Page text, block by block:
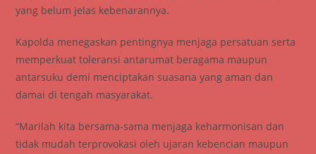
yang belum jelas kebenarannya.
Kapolda menegaskan pentingnya menjaga persatuan serta
memperkuat toleransi antarumat beragama maupun
antarsuku demi menciptakan suasana yang aman dan
damai di tengah masyarakat.
“Marilah kita bersama-sama menjaga keharmonisan dan
tidak mudah terprovokasi oleh ujaran kebencian maupun